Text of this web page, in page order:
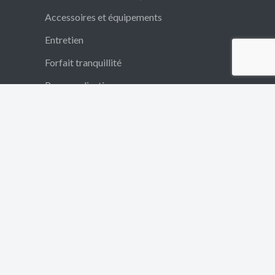
Accessoires et équipements
Entretien
Forfait tranquillité
Personnalisation